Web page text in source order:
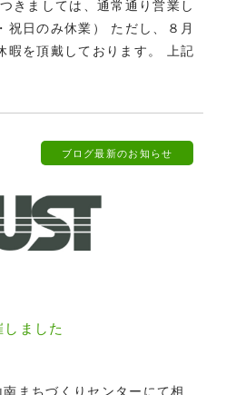
きましては、通常通り営業し
日のみ休業） ただし、８月
暇を頂戴しております。 上記
ました
ブログ最新のお知らせ
まちづくりセンターにて相